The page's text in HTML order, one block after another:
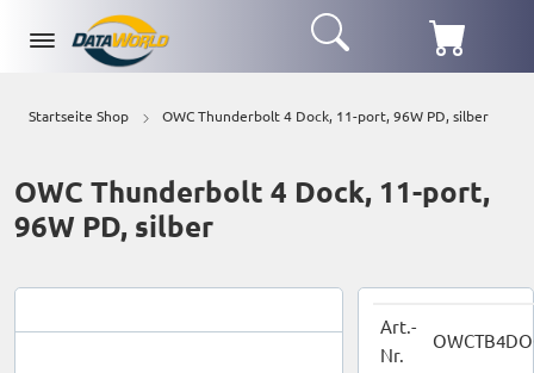
Startseite Shop OWC Thunderbolt 4 Dock, 11-port, 96W PD, silber
OWC Thunderbolt 4 Dock, 11-port,
96W PD, silber
Art.-
Nr.